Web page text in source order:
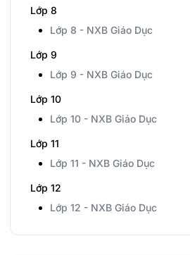
Lớp 8
Lớp 8 - NXB Giáo Dục
Lớp 9
Lớp 9 - NXB Giáo Dục
Lớp 10
Lớp 10 - NXB Giáo Dục
Lớp 11
Lớp 11 - NXB Giáo Dục
Lớp 12
Lớp 12 - NXB Giáo Dục